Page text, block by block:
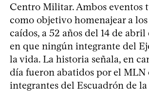
Centro Militar. Ambos eventos
como objetivo homenajear a
caídos, a 52 años del 14 de abril
en que ningún integrante del
la vida. La historia señala, en
día fueron abatidos por el MLN
integrantes del Escuadrón de